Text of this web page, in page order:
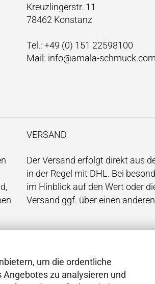
um die ordentliche
zu analysieren und
Kreuzlingerstr. 11
78462 Konstanz
Tel.: +49 (0) 151 22598100
Mail: info@amala-schmuck.com
VERSAND
Der Versand erfolgt direkt aus
in der Regel mit DHL. Bei
im Hinblick auf den Wert oder
Versand ggf. über einen